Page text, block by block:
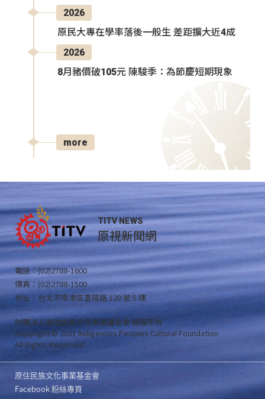
2026
原民大專在學率落後一般生 差距擴大近4成
2026
8月豬價破105元 陳駿季：為節慶短期現象
more
TITV NEWS
原視新聞網
電話：(02)2788-1600
傳真：(02)2788-1500
地址：台北市南港區重陽路 120 號 5 樓
財團法人原住民族文化事業基金會 版權所有
Copyright © 2021 Indigenous Peoples Cultural Foundation
All Rights Reserved .
原住民族文化事業基金會
Facebook 粉絲專頁